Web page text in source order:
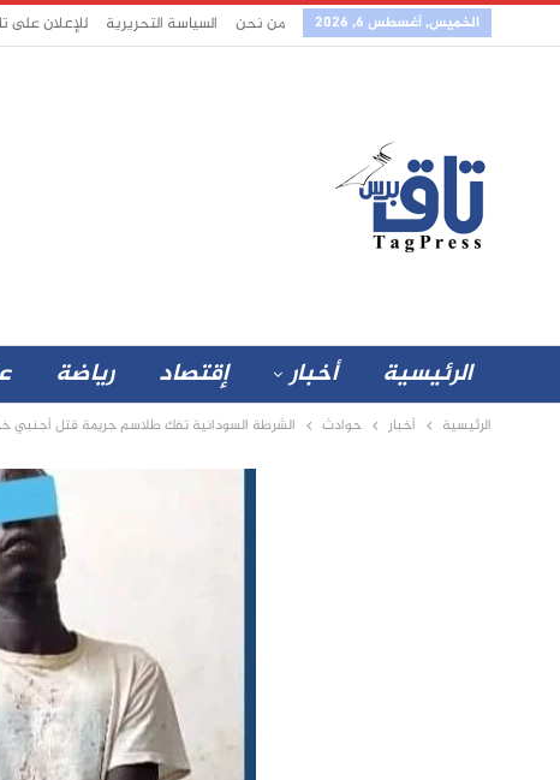
الخميس, أغسطس 6, 2026 من نحن السياسة التحريرية للإعلان على
الرئيسية أخبار إقتصاد رياضة
الرئيسية أخبار حوادث الشرطة السودانية تفك طلاسم جريمة قتل أجنبي